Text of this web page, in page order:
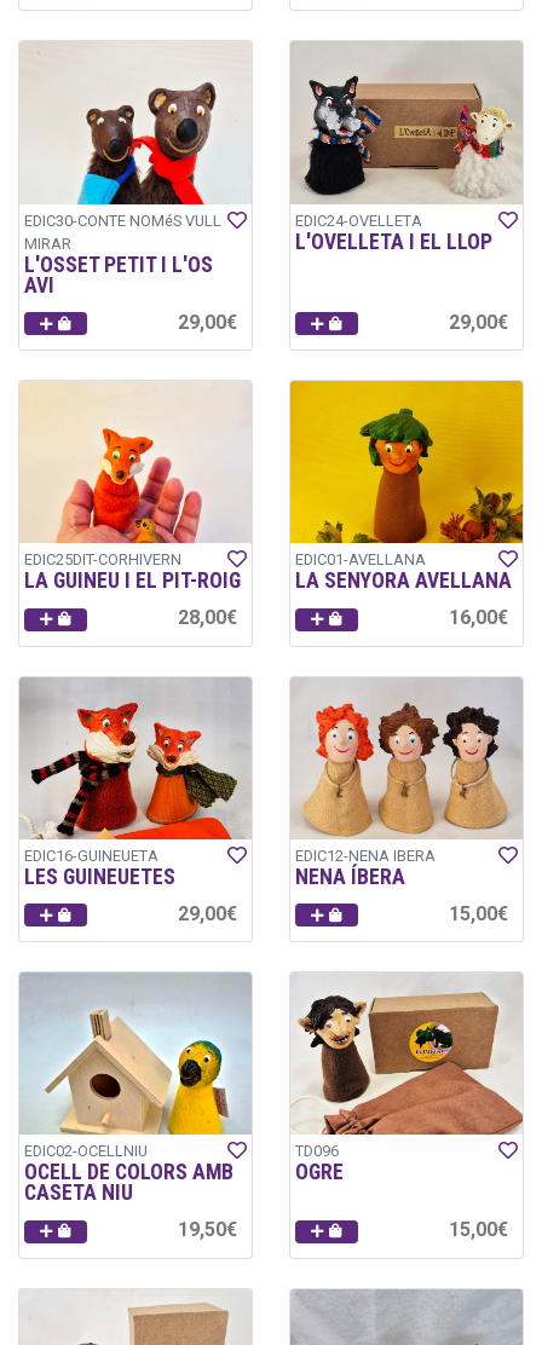
EDIC30-CONTE NOMéS VULL
MIRAR
L'OSSET PETIT I L'OS
AVI
29,00€
EDIC24-OVELLETA
L'OVELLETA I EL LLOP
29,00€
EDIC25DIT-CORHIVERN
LA GUINEU I EL PIT-ROIG
28,00€
EDIC01-AVELLANA
LA SENYORA AVELLANA
16,00€
EDIC16-GUINEUETA
LES GUINEUETES
29,00€
EDIC12-NENA IBERA
NENA ÍBERA
15,00€
EDIC02-OCELLNIU
OCELL DE COLORS AMB
CASETA NIU
19,50€
TD096
OGRE
15,00€